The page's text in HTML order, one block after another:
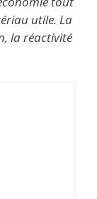
utile. La
la réactivité